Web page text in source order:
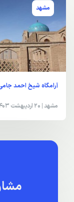
مشهد
آرامگاه شیخ احمد
مشهد| 20 اردیبهشت 1403